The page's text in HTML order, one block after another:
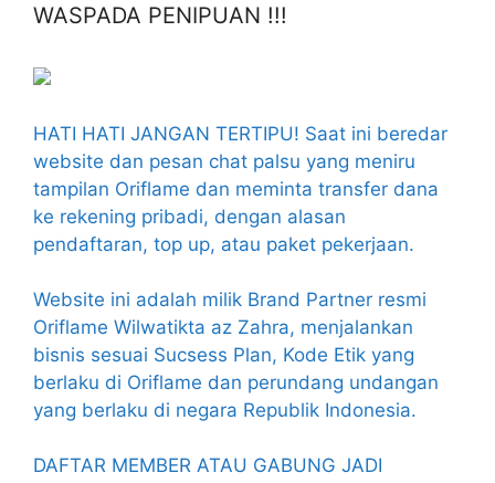
WASPADA PENIPUAN !!!
HATI HATI JANGAN TERTIPU! Saat ini beredar
website dan pesan chat palsu yang meniru
tampilan Oriflame dan meminta transfer dana
ke rekening pribadi, dengan alasan
pendaftaran, top up, atau paket pekerjaan.
Website ini adalah milik Brand Partner resmi
Oriflame Wilwatikta az Zahra, menjalankan
bisnis sesuai Sucsess Plan, Kode Etik yang
berlaku di Oriflame dan perundang undangan
yang berlaku di negara Republik Indonesia.
DAFTAR MEMBER ATAU GABUNG JADI